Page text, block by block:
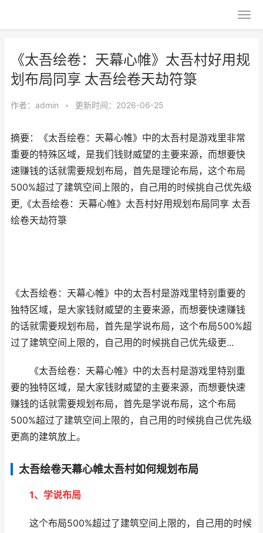
《太吾绘卷：天幕心帷》太吾村好用规
划布局同享 太吾绘卷天劫符箓
作者： admin • 更新时间：2026-06-25
摘要：《太吾绘卷：天幕心帷》中的太吾村是游戏里非常
重要的特殊区域，是我们钱财威望的主要来源，而想要快
速赚钱的话就需要规划布局，首先是理论布局，这个布局
500%超过了建筑空间上限的，自己用的时候挑自己优先级
更,《太吾绘卷：天幕心帷》太吾村好用规划布局同享 太吾
绘卷天劫符箓
《太吾绘卷：天幕心帷》中的太吾村是游戏里特别重要的
独特区域，是大家钱财威望的主要来源，而想要快速赚钱
的话就需要规划布局，首先是学说布局，这个布局500%超
过了建筑空间上限的，自己用的时候挑自己优先级更...
《太吾绘卷：天幕心帷》中的太吾村是游戏里特别重
要的独特区域，是大家钱财威望的主要来源，而想要快速
赚钱的话就需要规划布局，首先是学说布局，这个布局
500%超过了建筑空间上限的，自己用的时候挑自己优先级
更高的建筑放上。
太吾绘卷天幕心帷太吾村如何规划布局
1、学说布局
这个布局500%超过了建筑空间上限的，自己用的时候